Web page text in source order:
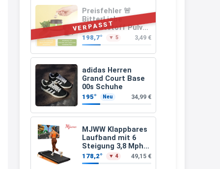
VERPASST
Preisfehler 🚨
BitterLiebe
Ballaststoff Pulver
(Mix aus
Flohsamenschalen
Inulin (Präbiotika)
Leinsamen &
Apfelfaser)
198,7° ▼ 5 3,49 €
adidas Herren
Grand Court Base
00s Schuhe
195° Neu 34,99 €
MJWW Klappbares
Laufband mit 6
Steigung 3,8 Mph/6
Km/h Walking
178,2° ▼ 4 49,15 €
müsste schon stornieren und
nochmal bestellen, da man
Rabattcodes oder auch
Geschenkgutscheine im
Warenkorb oder an der Kasse
VOR dem Kauf einlösen kann.
17:06
↩
Och siche den Gutschein
fürmeggelebaguetts